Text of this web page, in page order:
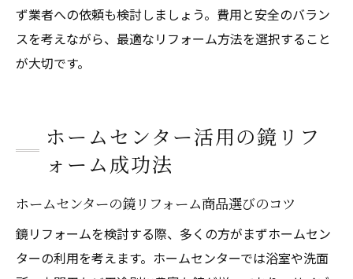
ず業者への依頼も検討しましょう。費用と安全のバラン
スを考えながら、最適なリフォーム方法を選択すること
が大切です。
ホームセンター活用の鏡リフ
ォーム成功法
ホームセンターの鏡リフォーム商品選びのコツ
鏡リフォームを検討する際、多くの方がまずホームセン
ターの利用を考えます。ホームセンターでは浴室や洗面